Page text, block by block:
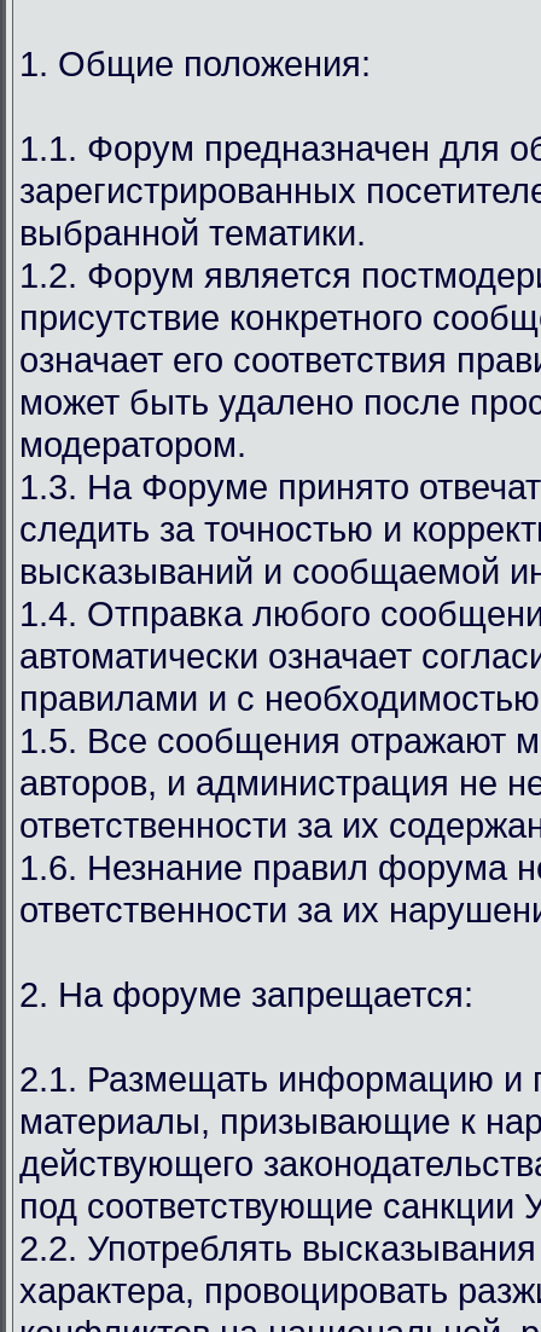
1. Общие положения:
1.1. Форум предназначен для
зарегистрированных
выбранной тематики.
1.2. Форум является
присутствие конкретного
означает его соответствия
может быть удалено после
модератором.
1.3. На Форуме принято
следить за точностью и
высказываний и сообщаемой
1.4. Отправка любого
автоматически означает
правилами и с
1.5. Все сообщения отражают
авторов, и администрация не
ответственности за их
1.6. Незнание правил форума
ответственности за их
2. На форуме запрещается:
2.1. Размещать информацию и
материалы, призывающие к
действующего
под соответствующие санкции
2.2. Употреблять высказывания
характера, провоцировать